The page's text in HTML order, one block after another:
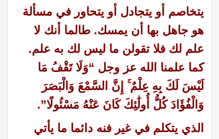
يتخاصم أو يتجادل أو يتحاور في مسألة
هو جاهل بها أن يمسك. طالما أنك لا
علم لك فلا تقولن ما ليس لك به علم.
كما علمنا الله عز وجل “وَلَا تَقْفُ مَا
لَيْسَ لَكَ بِهِ عِلْمٌ ۚ إِنَّ السَّمْعَ وَالْبَصَرَ
وَالْفُؤَادَ كُلُّ أُولَٰئِكَ كَانَ عَنْهُ مَسْئُولًا”.
الذي يتكلم في غير فنه دائما ما يأتي